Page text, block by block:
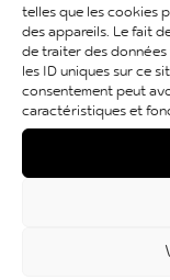
telles que les cookies
des appareils. Le fait
de traiter des
les ID uniques sur ce
consentement peut
caractéristiques et